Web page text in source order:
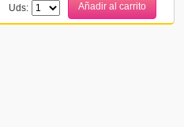
Uds: Añadir al carrito